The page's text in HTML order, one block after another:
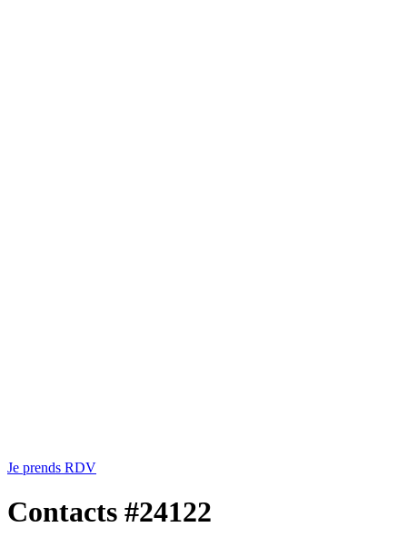
Je prends RDV
Contacts #24122